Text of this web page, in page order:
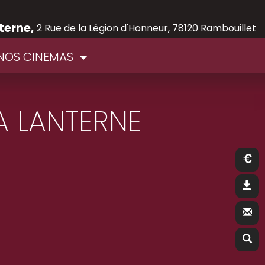
2 Rue de la Légion d'Honneur, 78120 Rambouillet
CINEMAS